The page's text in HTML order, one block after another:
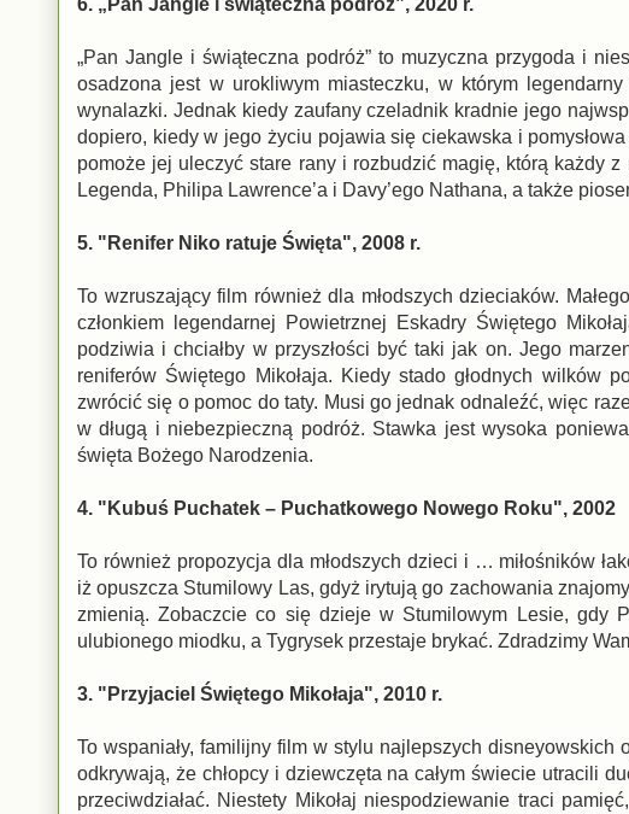
„Pan Jangle i świąteczna podróż” to muzyczna przygoda i
osadzona jest w urokliwym miasteczku, w którym
wynalazki. Jednak kiedy zaufany czeladnik kradnie jego
dopiero, kiedy w jego życiu pojawia się ciekawska i
pomoże jej uleczyć stare rany i rozbudzić magię, którą każdy
Legenda, Philipa Lawrence’a i Davy’ego Nathana, a także
5. "Renifer Niko ratuje Święta", 2008 r.
To wzruszający film również dla młodszych dzieciaków.
członkiem legendarnej Powietrz­nej Eskadry Świętego
podziwia i chciałby w przyszłości być taki jak on. Jego
reniferów Świętego Mikołaja. Kiedy stado głodnych wilków
zwrócić się o pomoc do taty. Musi go jednak odnaleźć, więc
w długą i niebezpieczną podróż. Stawka jest wy­soka
święta Bożego Narodzenia.
4. "Kubuś Puchatek – Puchatkowego Nowego Roku", 2002
To również propozycja dla młodszych dzieci i … miłośników
iż opuszcza Stumilowy Las, gdyż irytują go zachowania
zmienią. Zobaczcie co się dzieje w Stumilowym Lesie, gdy
ulubionego miodku, a Tygrysek przestaje brykać. Zdradzimy
3. "Przyjaciel Świętego Mikołaja", 2010 r.
To wspaniały, familijny film w stylu najlepszych
odkrywają, że chłopcy i dziewczęta na całym świecie utracili
przeciwdziałać. Niestety Mikołaj niespodziewanie traci